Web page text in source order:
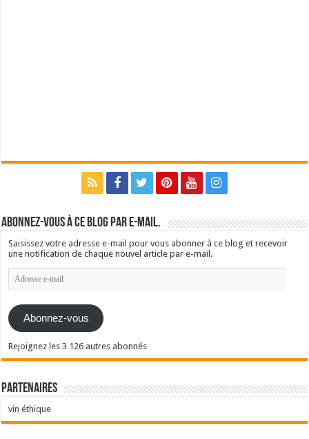
Abonnez-vous à ce blog par e-mail.
Saisissez votre adresse e-mail pour vous abonner à ce blog et recevoir
une notification de chaque nouvel article par e-mail.
Adresse
e-
Abonnez-vous
Rejoignez les 3 126 autres abonnés
Partenaires
vin éthique